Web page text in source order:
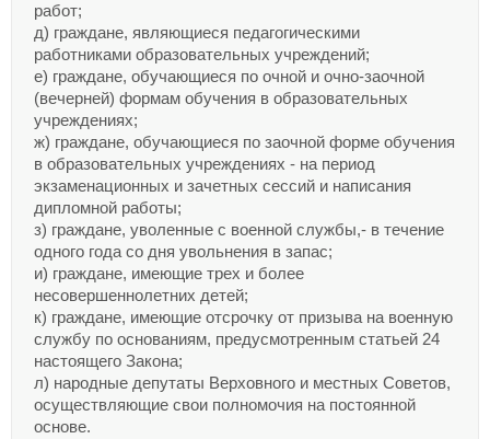
работ;
д) граждане, являющиеся педагогическими
работниками образовательных учреждений;
е) граждане, обучающиеся по очной и очно-заочной
(вечерней) формам обучения в образовательных
учреждениях;
ж) граждане, обучающиеся по заочной форме обучения
в образовательных учреждениях - на период
экзаменационных и зачетных сессий и написания
дипломной работы;
з) граждане, уволенные с военной службы,- в течение
одного года со дня увольнения в запас;
и) граждане, имеющие трех и более
несовершеннолетних детей;
к) граждане, имеющие отсрочку от призыва на военную
службу по основаниям, предусмотренным статьей 24
настоящего Закона;
л) народные депутаты Верховного и местных Советов,
осуществляющие свои полномочия на постоянной
основе.